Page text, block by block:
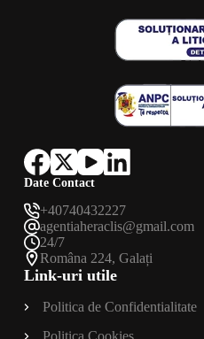
Date Contact
+40740432227
agentiaheraclis@gmail.com
24/7
Româna 224, Galați
Link-uri utile
Politica de Confidentialitate
Politica Cookies